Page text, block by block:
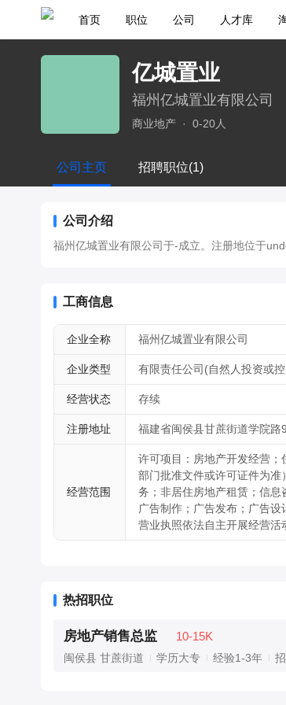
首页 职位 公司 人才库
亿城置业
福州亿城置业有限公司
商业地产 · 0-20人
公司主页 招聘职位(1)
公司介绍
福州亿城置业有限公司于-成立。注册地位于
工商信息
企业全称 福州亿城置业有限公司
企业类型 有限责任公司(自然人投资或
经营状态 存续
注册地址 福建省闽侯县甘蔗街道学院
经营范围
许可项目：房地产开发经营
部门批准文件或许可证件为
务；非居住房地产租赁；信息
广告制作；广告发布；广告
营业执照依法自主开展经营活
热招职位
房地产销售总监 10-15K
闽侯县 甘蔗街道 学历大专 经验1-3年